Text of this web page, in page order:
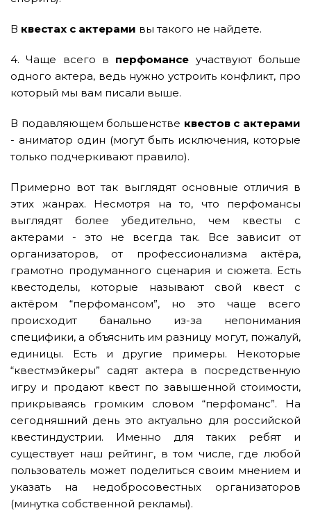
В квестах с актерами вы такого не найдете.
4. Чаще всего в перфомансе участвуют больше
одного актера, ведь нужно устроить конфликт, про
который мы вам писали выше.
В подавляющем большенстве квестов с актерами
- аниматор один (могут быть исключения, которые
только подчеркивают правило).
Примерно вот так выглядят основные отличия в
этих жанрах. Несмотря на то, что перфомансы
выглядят более убедительно, чем квесты с
актерами - это не всегда так. Все зависит от
организаторов, от профессионализма актёра,
грамотно продуманного сценария и сюжета. Есть
квестоделы, которые называют свой квест с
актёром “перфомансом”, но это чаще всего
происходит банально из-за непонимания
специфики, а объяснить им разницу могут, пожалуй,
единицы. Есть и другие примеры. Некоторые
“квестмэйкеры” садят актера в посредственную
игру и продают квест по завышенной стоимости,
прикрываясь громким словом “перфоманс”. На
сегодняшний день это актуально для российской
квестиндустрии. Именно для таких ребят и
существует наш рейтинг, в том числе, где любой
пользователь может поделиться своим мнением и
указать на недобросовестных организаторов
(минутка собственной рекламы).